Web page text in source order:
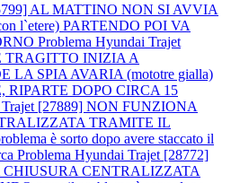
AL MATTINO NON SI AVVIA
l`etere) PARTENDO POI VA
Problema Hyundai Trajet
TRAGITTO INIZIA A
LA SPIA AVARIA (mototre gialla)
RIPARTE DOPO CIRCA 15
Trajet [27889] NON FUNZIONA
TRAMITE IL
è sorto dopo avere staccato il
Problema Hyundai Trajet [28772]
CENTRALIZZATA